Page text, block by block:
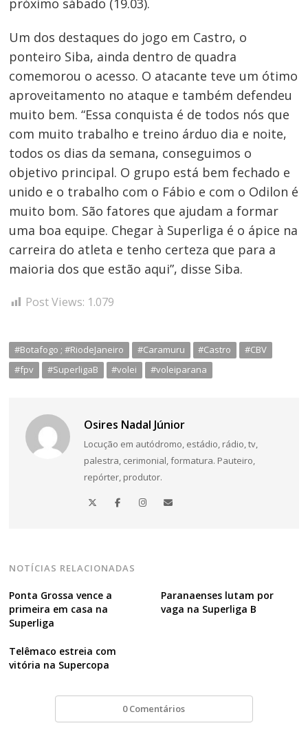
Um dos destaques do jogo em Castro, o
ponteiro Siba, ainda dentro de quadra
comemorou o acesso. O atacante teve um ótimo
aproveitamento no ataque e também defendeu
muito bem. “Essa conquista é de todos nós que
com muito trabalho e treino árduo dia e noite,
todos os dias da semana, conseguimos o
objetivo principal. O grupo está bem fechado e
unido e o trabalho com o Fábio e com o Odilon é
muito bom. São fatores que ajudam a formar
uma boa equipe. Chegar à Superliga é o ápice na
carreira do atleta e tenho certeza que para a
maioria dos que estão aqui”, disse Siba.
Post Views: 1.079
#Botafogo ; #RiodeJaneiro #Caramuru #Castro
#CBV
#fpv
#SuperligaB #volei #voleiparana
Osires Nadal Júnior
Locução em autódromo, estádio, rádio, tv,
palestra, cerimonial, formatura. Pauteiro,
repórter, produtor.
NOTÍCIAS RELACIONADAS
Ponta Grossa vence a
primeira em casa na
Superliga
Paranaenses lutam por
vaga na Superliga B
Telêmaco estreia com
vitória na Supercopa
0 Comentários